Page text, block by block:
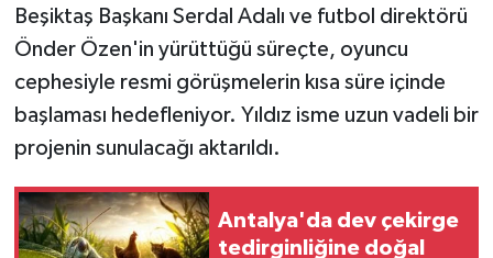
Beşiktaş Başkanı Serdal Adalı ve futbol direktörü
Önder Özen'in yürüttüğü süreçte, oyuncu
cephesiyle resmi görüşmelerin kısa süre içinde
başlaması hedefleniyor. Yıldız isme uzun vadeli bir
projenin sunulacağı aktarıldı.
Antalya'da dev çekirge
tedirginliğine doğal